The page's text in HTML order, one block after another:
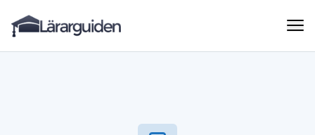
Hoppa till innehåll
Lärarguiden